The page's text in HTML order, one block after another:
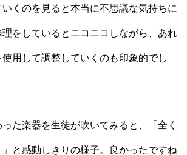
くのを見ると本当に不思議な気持ちに
をしているとニコニコしながら、あれ
用して調整していくのも印象的でし
た楽器を生徒が吹いてみると、「全く
と感動しきりの様子。良かったですね